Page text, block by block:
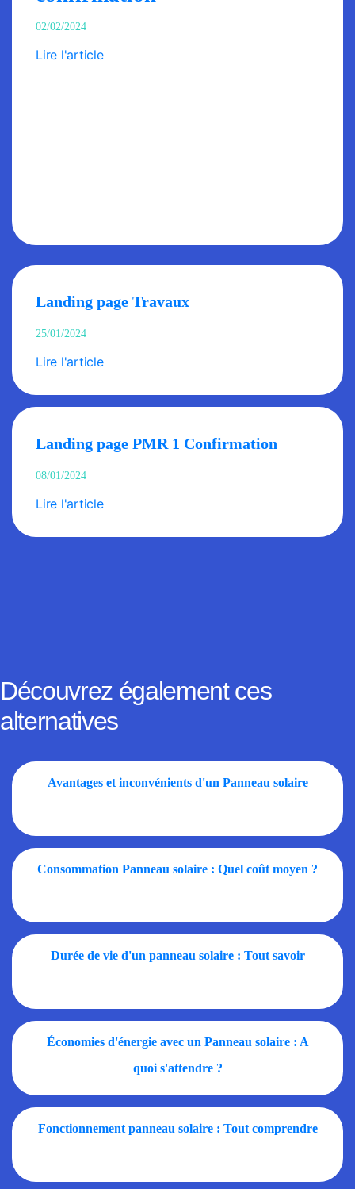
02/02/2024
Lire l'article
Landing page Travaux
25/01/2024
Lire l'article
Landing page PMR 1 Confirmation
08/01/2024
Lire l'article
Découvrez également ces
alternatives
Avantages et inconvénients d'un Panneau solaire
Consommation Panneau solaire : Quel coût moyen ?
Durée de vie d'un panneau solaire : Tout savoir
Économies d'énergie avec un Panneau solaire : A
quoi s'attendre ?
Fonctionnement panneau solaire : Tout comprendre